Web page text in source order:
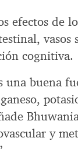
efectos de
vasos
cognitiva.
una buena
y